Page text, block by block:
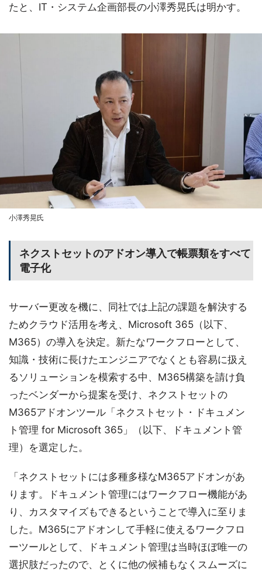
たと、IT・システム企画部長の小澤秀晃氏は明かす。
小澤秀晃氏
ネクストセットのアドオン導入で帳票類をすべて
電子化
サーバー更改を機に、同社では上記の課題を解決する
ためクラウド活用を考え、Microsoft 365（以下、
M365）の導入を決定。新たなワークフローとして、
知識・技術に長けたエンジニアでなくとも容易に扱え
るソリューションを模索する中、M365構築を請け負
ったベンダーから提案を受け、ネクストセットの
M365アドオンツール「ネクストセット・ドキュメン
ト管理 for Microsoft 365」（以下、ドキュメント管
理）を選定した。
「ネクストセットには多種多様なM365アドオンがあ
ります。ドキュメント管理にはワークフロー機能があ
り、カスタマイズもできるということで導入に至りま
した。M365にアドオンして手軽に使えるワークフロ
ーツールとして、ドキュメント管理は当時ほぼ唯一の
選択肢だったので、とくに他の候補もなくスムーズに